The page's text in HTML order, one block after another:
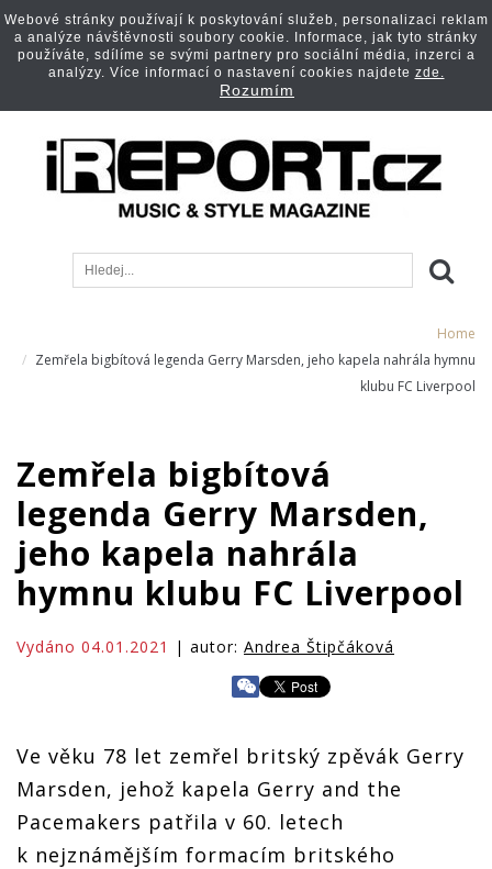
Home
Zemřela bigbítová legenda Gerry Marsden, jeho kapela nahrála hymnu
klubu FC Liverpool
Zemřela bigbítová
legenda Gerry Marsden,
jeho kapela nahrála
hymnu klubu FC Liverpool
Vydáno 04.01.2021 | autor: Andrea Štipčáková
Ve věku 78 let zemřel britský zpěvák Gerry
Marsden, jehož kapela Gerry and the
Pacemakers patřila v 60. letech
k nejznámějším formacím britského
Webové stránky používají k poskytování služeb, personalizaci reklam
a analýze návštěvnosti soubory cookie. Informace, jak tyto stránky
používáte, sdílíme se svými partnery pro sociální média, inzerci a
analýzy. Více informací o nastavení cookies najdete zde.
Rozumím